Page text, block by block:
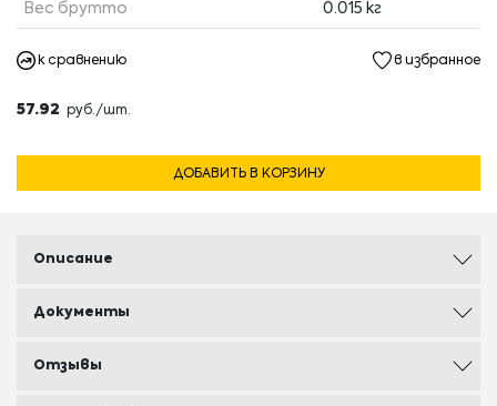
Вес брутто 0.015 кг
к сравнению в избранное
57.92 руб./шт.
ДОБАВИТЬ В КОРЗИНУ
Описание
Документы
Отзывы